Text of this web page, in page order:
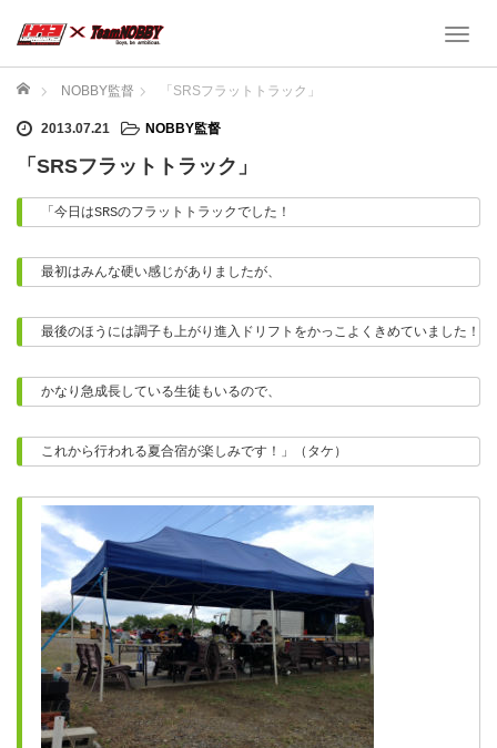
T
a
v
a
t
i
ホーム NOBBY監督 「SRSフラットトラック」
2013.07.21 NOBBY監督
「SRSフラットトラック」
「今日はSRSのフラットトラックでした！
最初はみんな硬い感じがありましたが、
最後のほうには調子も上がり進入ドリフトをかっこよくきめていました！
かなり急成長している生徒もいるので、
これから行われる夏合宿が楽しみです！」（タケ）